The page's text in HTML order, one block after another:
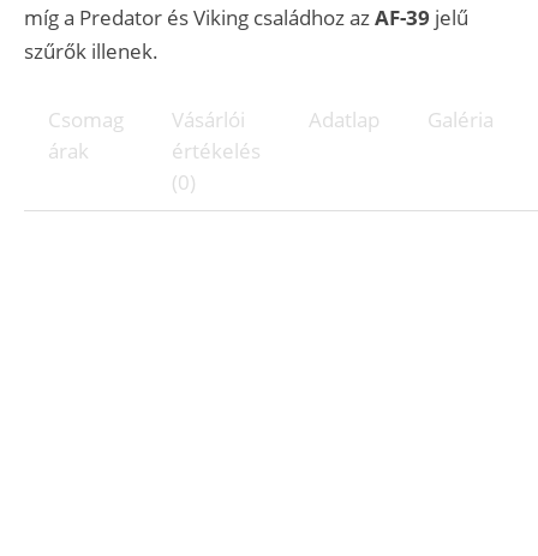
míg a Predator és Viking családhoz azAF-39 jelű
szűrők illenek.
Csomag
árak
Vásárlói
értékelés
(0)
Adatlap Galéria